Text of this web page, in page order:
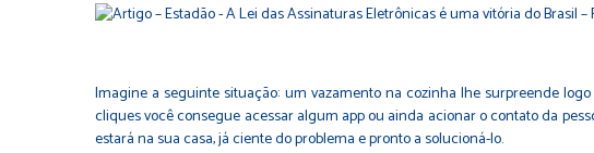
Imagine a seguinte situação: um vazamento na cozinha lhe surpreende
cliques você consegue acessar algum app ou ainda acionar o contato da
estará na sua casa, já ciente do problema e pronto a solucioná-lo.